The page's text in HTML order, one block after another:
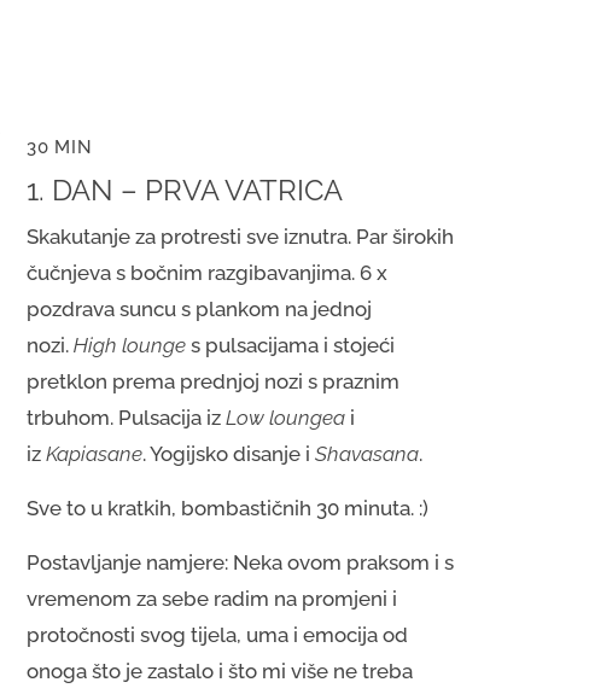
30 MIN
1. DAN – PRVA VATRICA
Skakutanje za protresti sve iznutra. Par širokih
čučnjeva s bočnim razgibavanjima. 6 x
pozdrava suncu s plankom na jednoj
nozi. High lounges pulsacijama i stojeći
pretklon prema prednjoj nozi s praznim
trbuhom. Pulsacija iz Lowloungeai
iz Kapiasane. Yogijsko disanje i Shavasana.
Sve to u kratkih, bombastičnih 30 minuta. :)
Postavljanje namjere: Neka ovom praksom i s
vremenom za sebe radim na promjeni i
protočnosti svog tijela, uma i emocija od
onoga što je zastalo i što mi više ne treba